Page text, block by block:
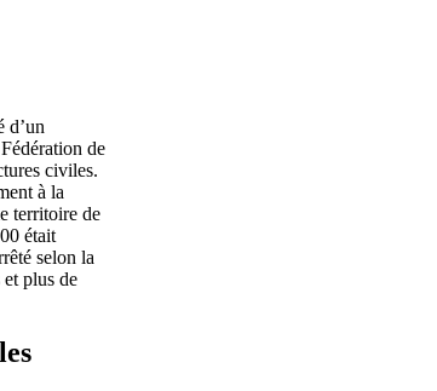
d’un
de
civiles.
à la
territoire de
était
selon la
plus de